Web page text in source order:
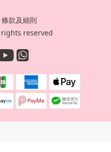
條款及細則
reserved